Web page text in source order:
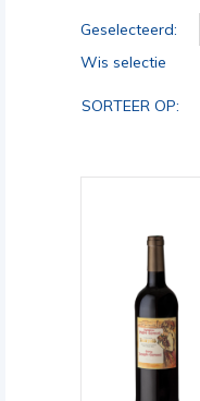
Geselecteerd:
Wis selectie
SORTEER OP: